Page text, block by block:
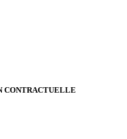
CONTRACTUELLE